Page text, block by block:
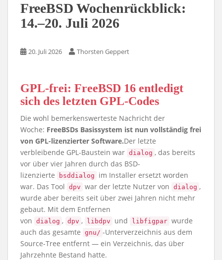
FreeBSD Wochenrückblick:
14.–20. Juli 2026
20. Juli 2026 Thorsten Geppert
GPL-frei: FreeBSD 16 entledigt
sich des letzten GPL-Codes
Die wohl bemerkenswerteste Nachricht der
Woche: FreeBSDs Basissystem ist nun vollständig frei
von GPL-lizenzierter Software.Der letzte
verbleibende GPL-Baustein war dialog , das bereits
vor über vier Jahren durch das BSD-
lizenzierte
bsddialog
im Installer ersetzt worden
war. Das Tool dpv war der letzte Nutzer von dialog ,
wurde aber bereits seit über zwei Jahren nicht mehr
gebaut. Mit dem Entfernen
von dialog , dpv , libdpv und libfigpar wurde
auch das gesamte gnu/ -Unterverzeichnis aus dem
Source-Tree entfernt — ein Verzeichnis, das über
Jahrzehnte Bestand hatte.